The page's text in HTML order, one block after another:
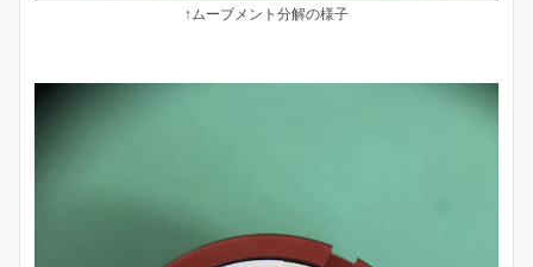
↑ムーブメント分解の様子